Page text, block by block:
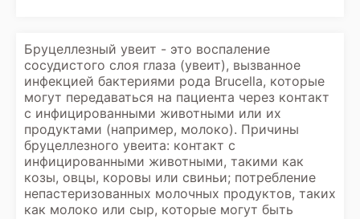
Бруцеллезный увеит - это воспаление
сосудистого слоя глаза (увеит), вызванное
инфекцией бактериями рода Brucella, которые
могут передаваться на пациента через контакт
с инфицированными животными или их
продуктами (например, молоко). Причины
бруцеллезного увеита: контакт с
инфицированными животными, такими как
козы, овцы, коровы или свиньи; потребление
непастеризованных молочных продуктов, таких
как молоко или сыр, которые могут быть